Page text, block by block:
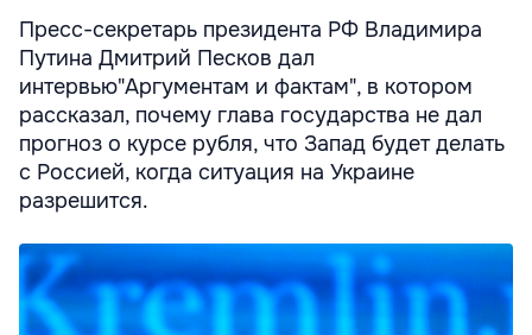
Пресс-секретарь президента РФ Владимира
Путина Дмитрий Песков дал
интервью"Аргументам и фактам", в котором
рассказал, почему глава государства не дал
прогноз о курсе рубля, что Запад будет делать
с Россией, когда ситуация на Украине
разрешится.